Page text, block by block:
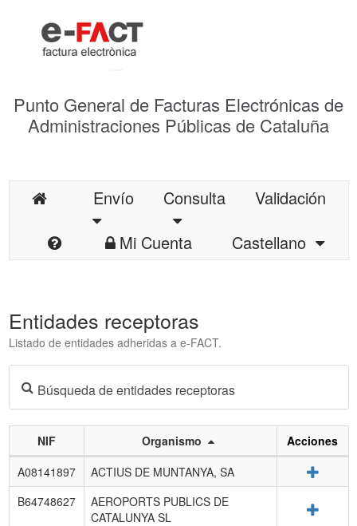
Punto General de Facturas Electrónicas de
Administraciones Públicas de Cataluña
Envío Consulta
Validación
Mi Cuenta
Castellano
Entidades receptoras
Listado de entidades adheridas a e-FACT.
Búsqueda de entidades receptoras
Listado
de
entidades
NIF Organismo
Acciones
A08141897
ACTIUS DE MUNTANYA, SA
B64748627
AEROPORTS PUBLICS DE
CATALUNYA SL